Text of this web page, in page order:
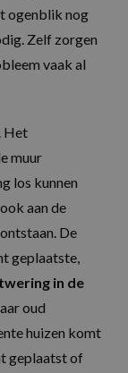
ogenblik nog
Zelf zorgen
vaak al
Het
muur
los kunnen
aan de
De
geplaatste,
in de
oud
huizen komt
geplaatst of